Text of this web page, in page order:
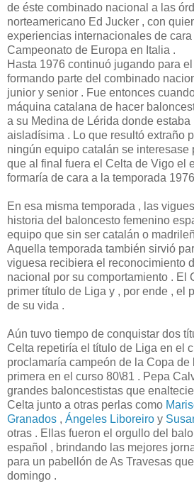
de éste combinado nacional a las
norteamericano Ed Jucker , con
experiencias internacionales de
Campeonato de Europa en Italia .
Hasta 1976 continuó jugando para
formando parte del combinado
junior y senior . Fue entonces
máquina catalana de hacer
a su Medina de Lérida donde estaba
aisladísima . Lo que resultó extraño
ningún equipo catalán se interesase
que al final fuera el Celta de Vigo el
formaría de cara a la temporada
En esa misma temporada , las
historia del baloncesto femenino
equipo que sin ser catalán o
Aquella temporada también sirvió
viguesa recibiera el reconocimiento
nacional por su comportamiento . El
primer título de Liga y , por ende , el
de su vida .
Aún tuvo tiempo de conquistar dos
Celta repetiría el título de Liga en el
proclamaría campeón de la Copa de
primera en el curso 80\81 . Pepa
grandes baloncestistas que
Celta junto a otras perlas como
Granados , Ángeles Liboreiro y
otras . Ellas fueron el orgullo del
español , brindando las mejores
para un pabellón de As Travesas
domingo .